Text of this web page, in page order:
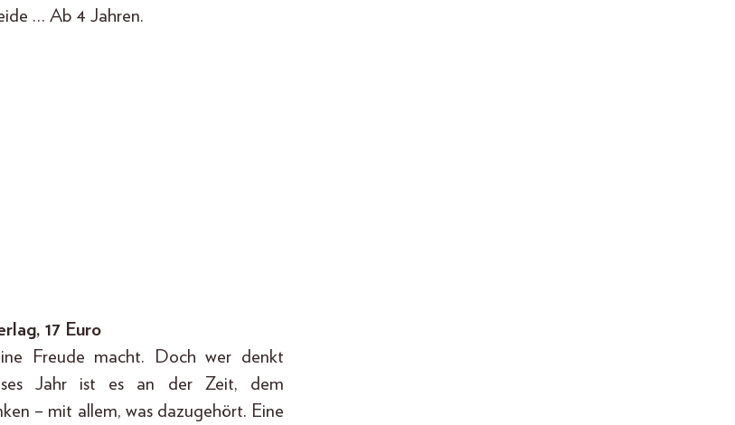
… Ab 4 Jahren.
17 Euro
Freude macht. Doch wer denkt
Jahr ist es an der Zeit, dem
– mit allem, was dazugehört. Eine